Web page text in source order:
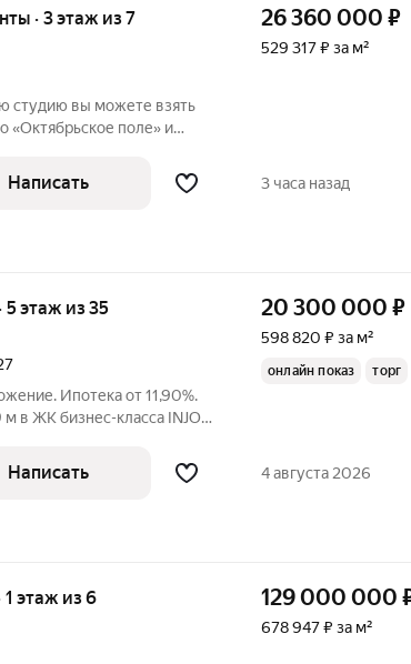
· 3 этаж из 7
студию вы можете взять
«Октябрьское поле» и
ремонт
26 360 000 ₽
529 317 ₽ за м²
Написать 3 часа назад
5 этаж из 35
Ипотека от 11,90%.
м в ЖК бизнес-класса INJOY
площадью 33,9 м, жилая
20 300 000 ₽
598 820 ₽ за м²
онлайн показ торг
Написать 4 августа 2026
1 этаж из 6 129 000 000
678 947 ₽ за м²